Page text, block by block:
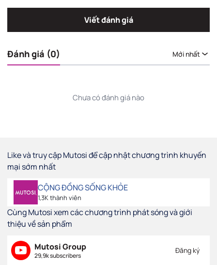
Viết đánh giá
Đánh giá (0) Mới nhất
Chưa có đánh giá nào
Like và truy cập Mutosi để cập nhật chương trình khuyến
mại sớm nhất
CỘNG ĐỒNG SỐNG KHỎE
1,3K thành viên
Cùng Mutosi xem các chương trình phát sóng và giới
thiệu về sản phẩm
Mutosi Group
29,9k subscribers
Đăng ký